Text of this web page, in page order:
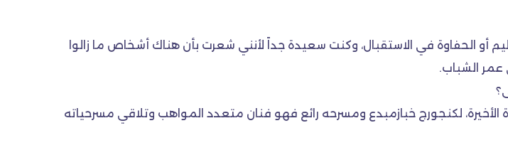
أو الحفاوة في الاستقبال، وكنت سعيدة جداً لأنني شعرت بأن هناك أشخاص ما زالوا
عمر الشباب.
لكنجورج خبازمبدع ومسرحه رائع فهو فنان متعدد المواهب وتلاقي مسرحياته